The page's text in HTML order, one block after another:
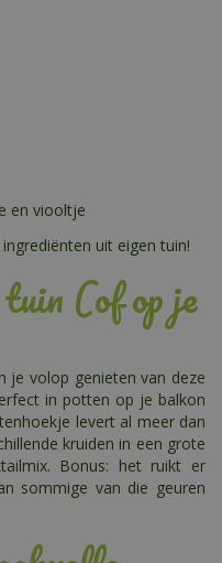
en viooltje
(of op je
je volop genieten van deze
in potten op je balkon
levert al meer dan
kruiden in een grote
Bonus: het ruikt er
sommige van die geuren